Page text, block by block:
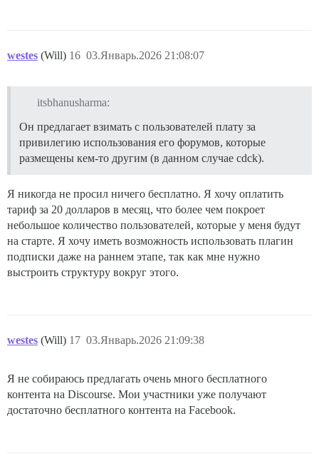
westes (Will) 03.Январь.2026 21:08:07
16
itsbhanusharma:
Он предлагает взимать с пользователей плату за
привилегию использования его форумов, которые
размещены кем-то другим (в данном случае cdck).
Я никогда не просил ничего бесплатно. Я хочу оплатить
тариф за 20 долларов в месяц, что более чем покроет
небольшое количество пользователей, которые у меня будут
на старте. Я хочу иметь возможность использовать плагин
подписки даже на раннем этапе, так как мне нужно
выстроить структуру вокруг этого.
westes (Will) 03.Январь.2026 21:09:38
17
Я не собираюсь предлагать очень много бесплатного
контента на Discourse. Мои участники уже получают
достаточно бесплатного контента на Facebook.